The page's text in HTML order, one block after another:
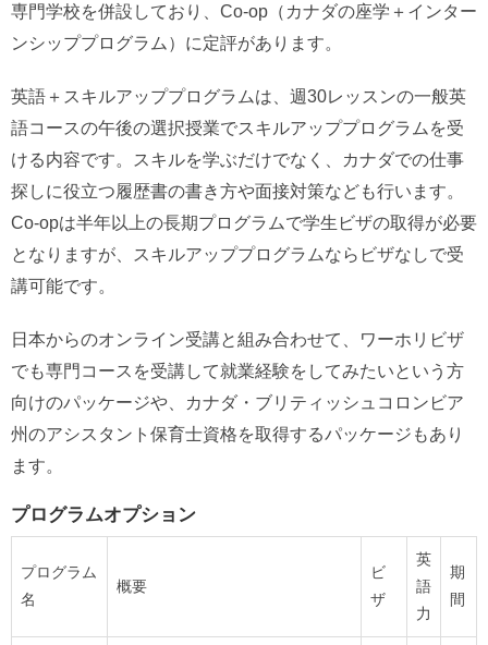
専門学校を併設しており、Co-op（カナダの座学＋インター
ンシッププログラム）に定評があります。
英語＋スキルアッププログラムは、週30レッスンの一般英
語コースの午後の選択授業でスキルアッププログラムを受
ける内容です。スキルを学ぶだけでなく、カナダでの仕事
探しに役立つ履歴書の書き方や面接対策なども行います。
Co-opは半年以上の長期プログラムで学生ビザの取得が必要
となりますが、スキルアッププログラムならビザなしで受
講可能です。
日本からのオンライン受講と組み合わせて、ワーホリビザ
でも専門コースを受講して就業経験をしてみたいという方
向けのパッケージや、カナダ・ブリティッシュコロンビア
州のアシスタント保育士資格を取得するパッケージもあり
ます。
プログラムオプション
プログラム
名
概要
ビ
ザ
英
語
力
期
間